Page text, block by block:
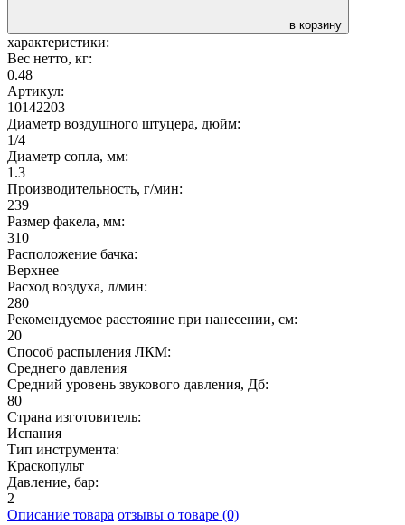
в корзину
характеристики:
Вес нетто, кг:
0.48
Артикул:
10142203
Диаметр воздушного штуцера, дюйм:
1/4
Диаметр сопла, мм:
1.3
Производительность, г/мин:
239
Размер факела, мм:
310
Расположение бачка:
Верхнее
Расход воздуха, л/мин:
280
Рекомендуемое расстояние при нанесении, см:
20
Способ распыления ЛКМ:
Среднего давления
Средний уровень звукового давления, Дб:
80
Страна изготовитель:
Испания
Тип инструмента:
Краскопульт
Давление, бар:
2
Описание товара отзывы о товаре (0)